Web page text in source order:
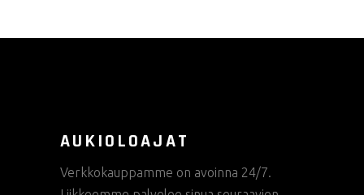
AUKIOLOAJAT
Verkkokauppamme on avoinna 24/7.